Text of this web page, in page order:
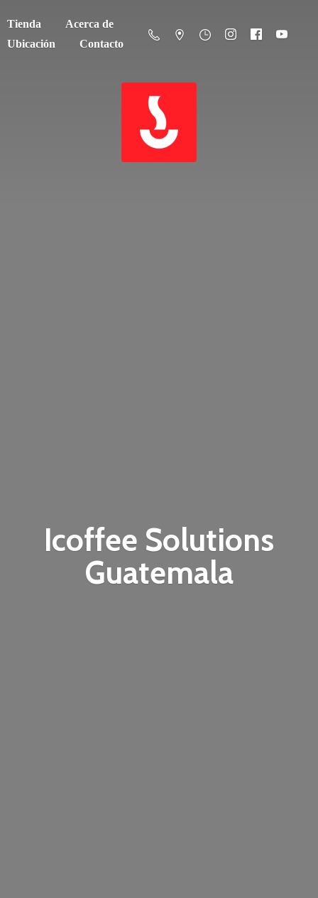
Tienda
Acerca de
Ubicación
Contacto
Icoffee Solutions
Guatemala